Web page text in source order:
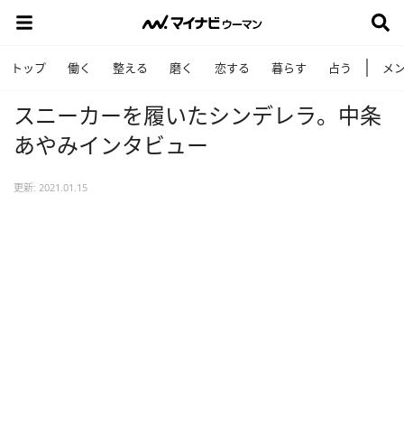
トップ 働く 整える 磨く 恋する 暮らす 占う メ
スニーカーを履いたシンデレラ。中条
あやみインタビュー
更新: 2021.01.15